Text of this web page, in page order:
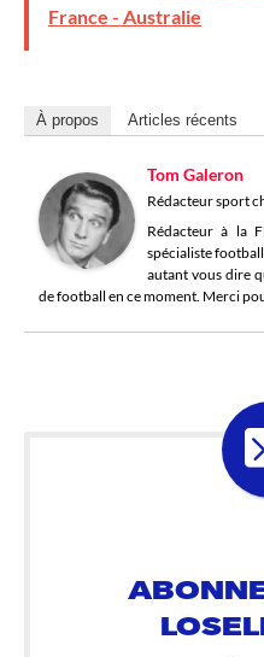
France - Australie
À propos Articles récents
Tom Galeron
Rédacteur sport
Rédacteur à la
spécialiste
autant vous dire
de football en ce moment. Merci